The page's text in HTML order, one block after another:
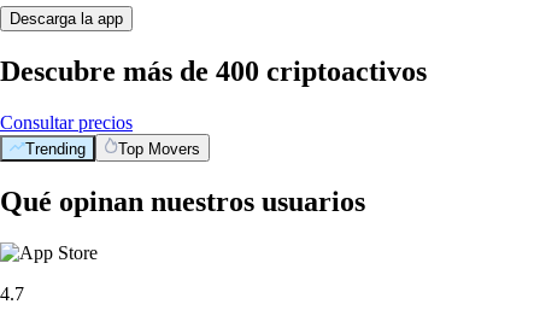
Descarga la app
Descubre más de 400 criptoactivos
Consultar precios
Trending Top Movers
Qué opinan nuestros usuarios
4.7